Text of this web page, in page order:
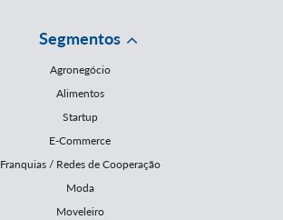
Segmentos
Agronegócio
Alimentos
Startup
E-Commerce
Franquias / Redes de Cooperação
Moda
Moveleiro